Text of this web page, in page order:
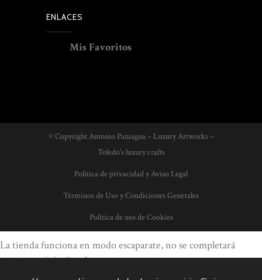
ENLACES
Mis Favoritos
© Copyright Antonio Paniagua – Luxury Artworks –
Toledo’s luxury crafts
Política de privacidad y Aviso Legal
Términos de Uso y Condiciones Generales
Política de uso de Cookies
La tienda funciona en modo escaparate, no se completará
ningún pedido. Por favor, contacte con nosotros para conocer
más sobre los productos, sus precios, ofertas del momento,